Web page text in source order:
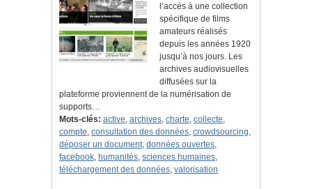
l’accès à une collection
spécifique de films
amateurs réalisés
depuis les années 1920
jusqu’à nos jours. Les
archives audiovisuelles
diffusées sur la
plateforme proviennent de la numérisation de
supports…
Mots-clés: active, archives, charte, collecte,
compte, consultation des données, crowdsourcing,
déposer un document, données ouvertes,
facebook, humanités, sciences humaines,
téléchargement des données, valorisation